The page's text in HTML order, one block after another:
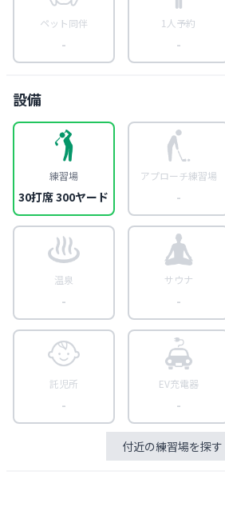
ペット同伴
-
1人予約
-
設備
練習場
30打席 300ヤード
アプローチ練習場
-
温泉
-
サウナ
-
託児所
-
EV充電器
-
付近の練習場を探す